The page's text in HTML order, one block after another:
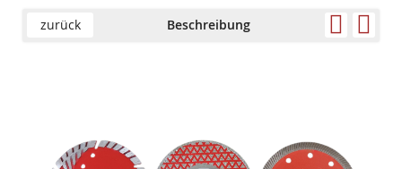
zurück Beschreibung